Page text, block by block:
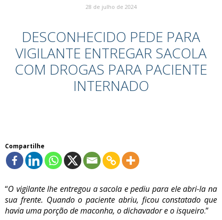
28 de julho de 2024
DESCONHECIDO PEDE PARA
VIGILANTE ENTREGAR SACOLA
COM DROGAS PARA PACIENTE
INTERNADO
Compartilhe
“O vigilante lhe entregou a sacola e pediu para ele abri-la na
sua frente. Quando o paciente abriu, ficou constatado que
havia uma porção de maconha, o dichavador e o isqueiro.”